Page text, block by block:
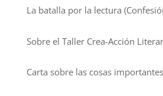
La batalla por la lectura
Sobre el Taller Crea-Acción
Carta sobre las cosas